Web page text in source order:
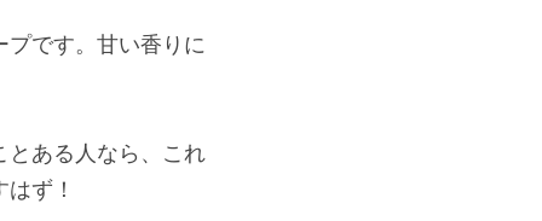
です。甘い香りに
とある人なら、これ
ず！